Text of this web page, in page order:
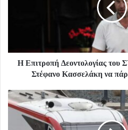
Η Επιτροπή Δεοντολογίας του
Στέφανο Κασσελάκη να